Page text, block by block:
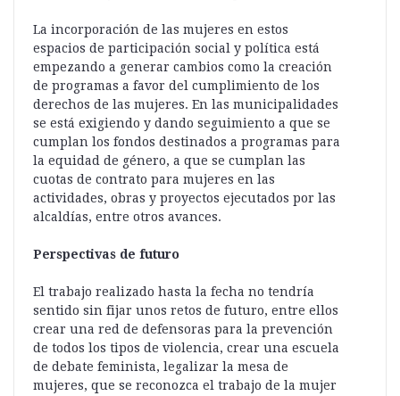
La incorporación de las mujeres en estos
espacios de participación social y política está
empezando a generar cambios como la creación
de programas a favor del cumplimiento de los
derechos de las mujeres. En las municipalidades
se está exigiendo y dando seguimiento a que se
cumplan los fondos destinados a programas para
la equidad de género, a que se cumplan las
cuotas de contrato para mujeres en las
actividades, obras y proyectos ejecutados por las
alcaldías, entre otros avances.
Perspectivas de futuro
El trabajo realizado hasta la fecha no tendría
sentido sin fijar unos retos de futuro, entre ellos
crear una red de defensoras para la prevención
de todos los tipos de violencia, crear una escuela
de debate feminista, legalizar la mesa de
mujeres, que se reconozca el trabajo de la mujer